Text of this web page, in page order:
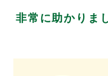
非常に助かりま